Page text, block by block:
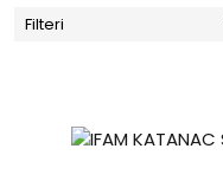
Filteri